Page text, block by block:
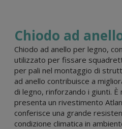
Chiodo ad
Chiodo ad anello per legno,
utilizzato per fissare
per pali nel montaggio di
ad anello contribuisce a
di legno, rinforzando i giunti. È
presenta un rivestimento
conferisce una grande
condizione climatica in